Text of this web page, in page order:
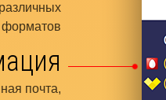
форматов
почта,